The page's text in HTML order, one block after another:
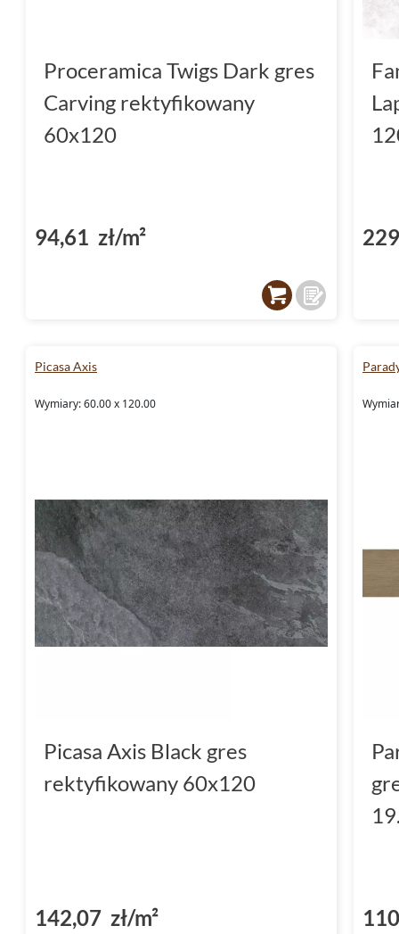
Proceramica Twigs Dark gres
Carving rektyfikowany
60x120
94,61 zł/m²
Picasa Axis
Wymiary: 60.00 x 120.00
Picasa Axis Black gres
rektyfikowany 60x120
142,07 zł/m²